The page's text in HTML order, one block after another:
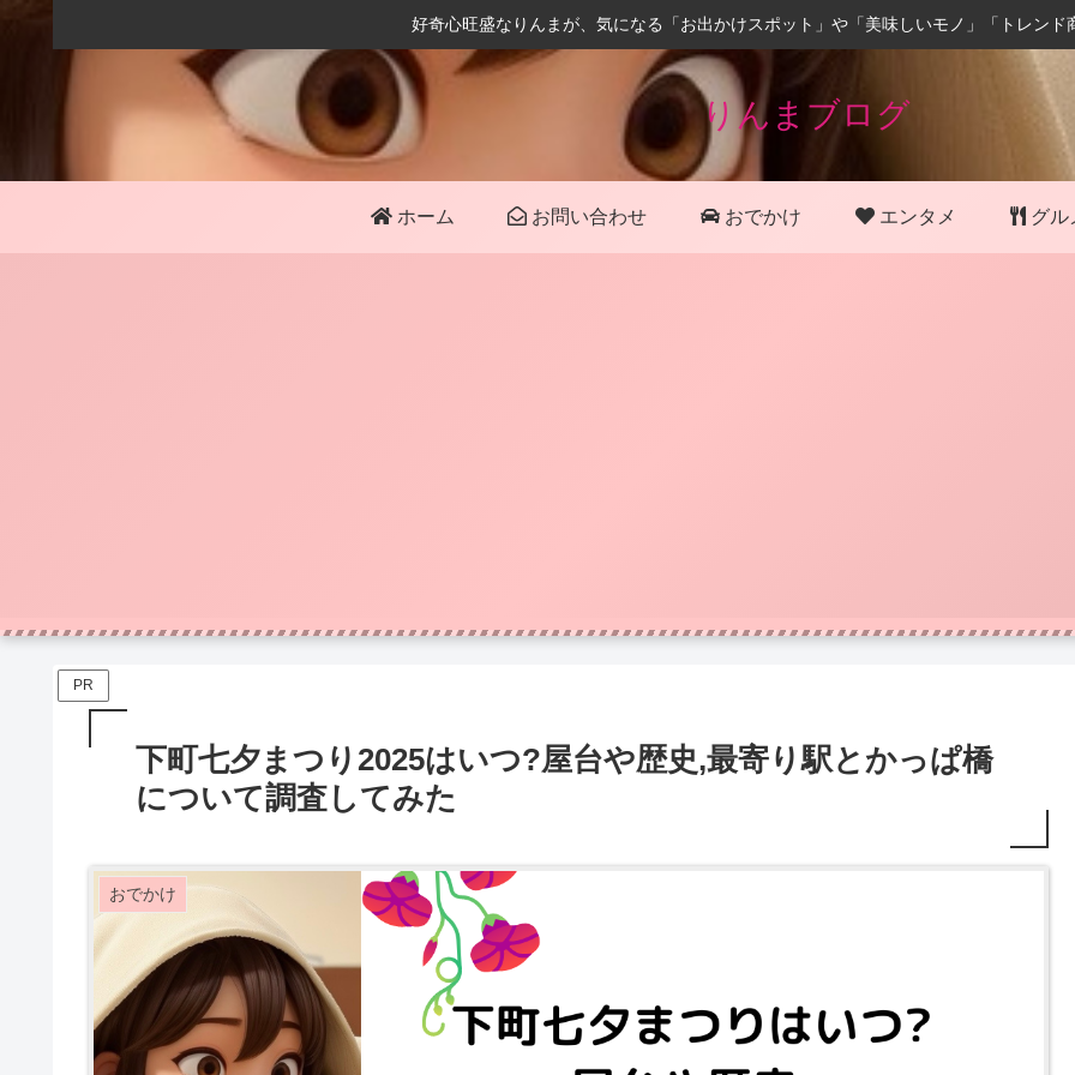
好奇心旺盛なりんまが、気になる「お出かけスポット」や「美味しいモノ」「トレンド
りんまブログ
ホーム お問い合わせ おでかけ エンタメ グル
PR
下町七夕まつり2025はいつ?屋台や歴史,最寄り駅とかっぱ橋
について調査してみた
おでかけ